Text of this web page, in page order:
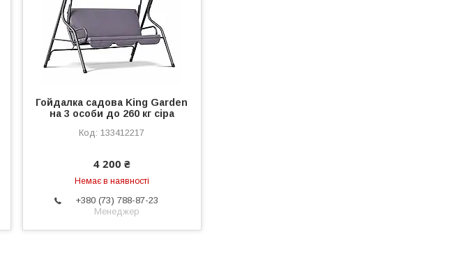
Гойдалка садова King Garden
на 3 особи до 260 кг сіра
133412217
4 200 ₴
Немає в наявності
+380 (73) 788-87-23
Менеджер